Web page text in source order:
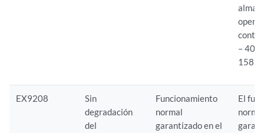
– 40
158
EX9208
Sin
degradación
del
Funcionamiento
normal
garantizado en el
El